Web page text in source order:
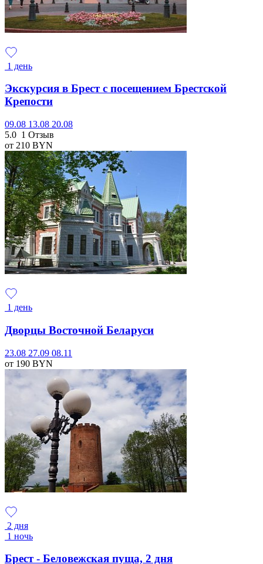
1 день
Экскурсия в Брест с посещением Брестской
Крепости
09.08 13.08 20.08
5.0 1 Отзыв
от 210 BYN
1 день
Дворцы Восточной Беларуси
23.08 27.09 08.11
от 190 BYN
2 дня
1 ночь
Брест - Беловежская пуща, 2 дня